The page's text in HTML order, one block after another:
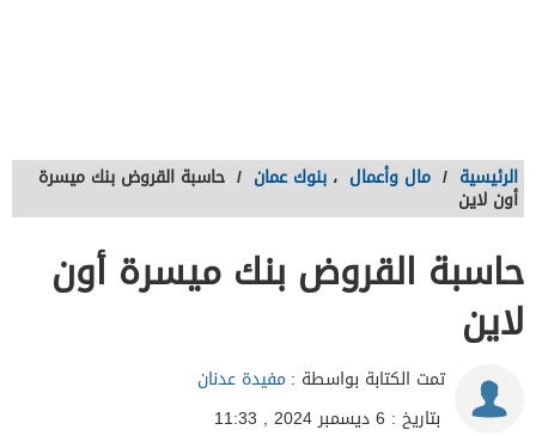
الرئيسية / مال وأعمال ، بنوك عمان / حاسبة القروض بنك ميسرة
أون لاين
حاسبة القروض بنك ميسرة أون
لاين
تمت الكتابة بواسطة : مفيدة عدنان
بتاريخ : 6 ديسمبر 2024 , 11:33